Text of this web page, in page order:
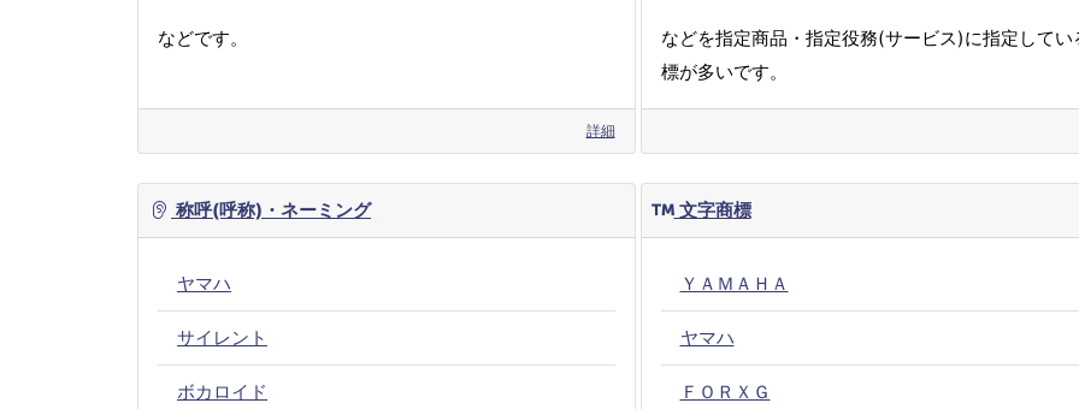
などです。
詳細
などを指定商品・指定役務(サービス)に指定してい
標が多いです。
称呼(呼称)・ネーミング
ヤマハ
サイレント
ボカロイド
文字商標
ＹＡＭＡＨＡ
ヤマハ
ＦＯＲＸＧ